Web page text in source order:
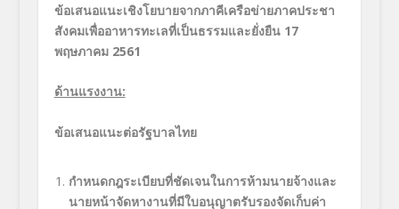
ข้อเสนอแนะเชิงโยบายจากภาคีเครือข่ายภาคประชา
สังคมเพื่ออาหารทะเลที่เป็นธรรมและยั่งยืน 17
พฤษภาคม 2561
ด้านแรงงาน:
ข้อเสนอแนะต่อรัฐบาลไทย
กำหนดกฎระเบียบที่ชัดเจนในการห้ามนายจ้างและ
นายหน้าจัดหางานที่มีใบอนุญาตรับรองจัดเก็บค่า